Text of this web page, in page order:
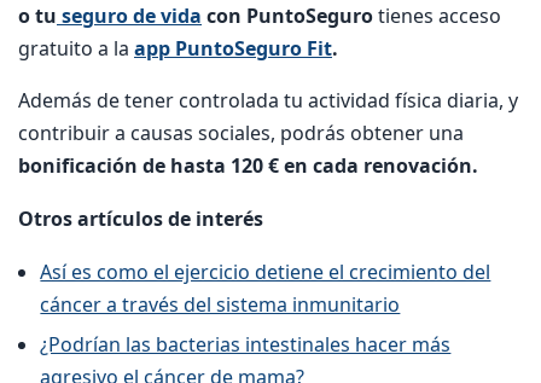
o tu seguro de vida con PuntoSegurotienes acceso
gratuito a la app PuntoSeguro Fit.
Además de tener controlada tu actividad física diaria, y
contribuir a causas sociales, podrás obtener una
bonificación de hasta 120 € en cada renovación.
Otros artículos de interés
Así es como el ejercicio detiene el crecimiento del
cáncer a través del sistema inmunitario
¿Podrían las bacterias intestinales hacer más
agresivo el cáncer de mama?